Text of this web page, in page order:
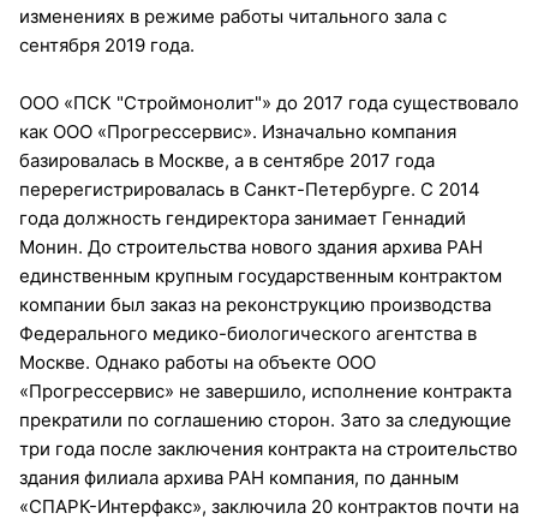
изменениях в режиме работы читального зала с
сентября 2019 года.
ООО «ПСК "Строймонолит"» до 2017 года существовало
как ООО «Прогрессервис». Изначально компания
базировалась в Москве, а в сентябре 2017 года
перерегистрировалась в Санкт-Петербурге. С 2014
года должность гендиректора занимает Геннадий
Монин. До строительства нового здания архива РАН
единственным крупным государственным контрактом
компании был заказ на реконструкцию производства
Федерального медико-биологического агентства в
Москве. Однако работы на объекте ООО
«Прогрессервис» не завершило, исполнение контракта
прекратили по соглашению сторон. Зато за следующие
три года после заключения контракта на строительство
здания филиала архива РАН компания, по данным
«СПАРК-Интерфакс», заключила 20 контрактов почти на